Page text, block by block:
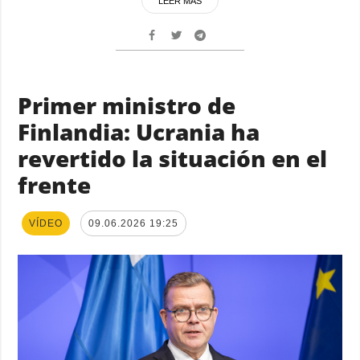
Primer ministro de
Finlandia: Ucrania ha
revertido la situación en el
frente
VÍDEO 09.06.2026 19:25